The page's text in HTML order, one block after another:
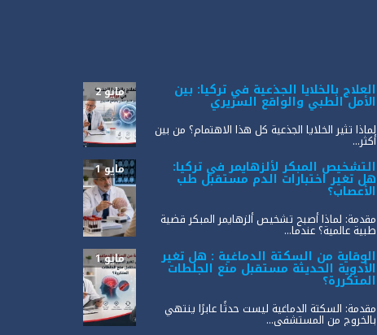
العلاج بالخلايا الجذعية في تركيا: بين
الأمل الطبي والواقع السريري
مايو 2
لماذا تثير الخلايا الجذعية كل هذا الاهتمام؟ من بين
أكثر...
التشخيص المبكر لألزهايمر في تركيا:
هل تغير اختبارات الدم مستقبل طب
الأعصاب؟
مايو 1
مقدمة: لماذا أصبح تشخيص ألزهايمر المبكر قضية
طبية عالمية؟ عندما...
الوقاية من السكتة الدماغية : هل تغير
الأدوية الحديثة مستقبل منع الجلطات
المتكررة؟
مايو 1
مقدمة: السكتة الدماغية ليست حدثًا عابرًا ينتهي
بالخروج من المستشفى...